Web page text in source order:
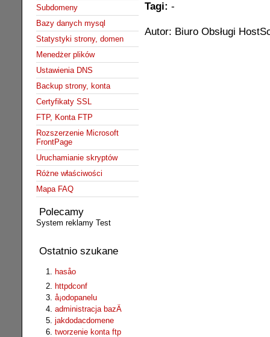
Subdomeny
Bazy danych mysql
Statystyki strony, domen
Menedżer plików
Ustawienia DNS
Backup strony, konta
Certyfikaty SSL
FTP, Konta FTP
Rozszerzenie Microsoft
FrontPage
Uruchamianie skryptów
Różne właściwości
Mapa FAQ
Polecamy
System reklamy Test
Ostatnio szukane
hasåo
httpdconf
å¡odopanelu
administracja bazÄ
jakdodacdomene
tworzenie konta ftp
Tagi: -
Autor: Biuro Obsługi